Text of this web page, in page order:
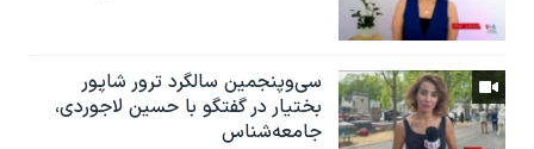
سی‌وپنجمین سالگرد ترور شاپور
بختیار در گفتگو با حسین لاجوردی،
جامعه‌شناس